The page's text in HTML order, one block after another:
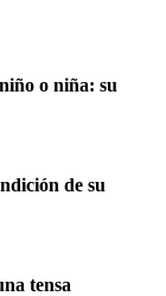
o niña: su
de su
tensa